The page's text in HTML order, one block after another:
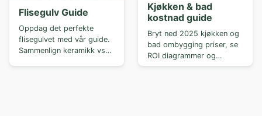
Flisegulv Guide
Oppdag det perfekte
flisegulvet med vår guide.
Sammenlign keramikk vs
Kjøkken & bad
kostnad guide
Bryt ned 2025 kjøkken og
bad ombygging priser, se
ROI diagrammer og
størrelse di...